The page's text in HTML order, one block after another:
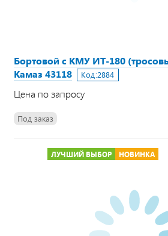
Бортовой с КМУ ИТ-180
Камаз 43118
Код:2884
Цена по запросу
Под заказ
ЛУЧШИЙ ВЫБОР НОВИНКА